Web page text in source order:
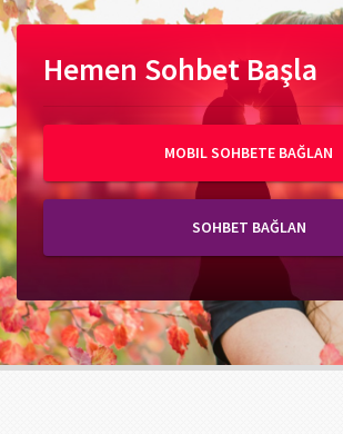
Hemen Sohbet Başla
MOBIL SOHBETE BAĞLAN
SOHBET BAĞLAN